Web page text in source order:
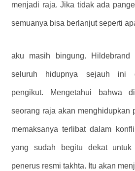
menjadi raja. Jika tidak ada
semuanya bisa berlanjut seperti
aku masih bingung. Hildebrand
seluruh hidupnya sejauh ini
pengikut. Mengetahui bahwa
seorang raja akan menghidupkan
memaksanya terlibat dalam
yang sudah begitu dekat untuk
penerus resmi takhta. Itu akan